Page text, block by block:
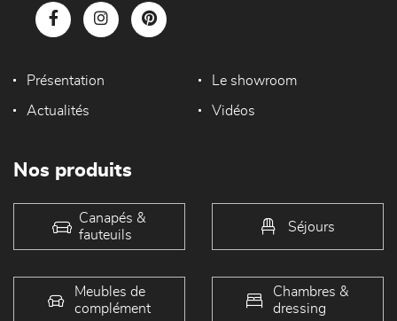
Présentation Le showroom
Actualités Vidéos
Nos produits
Canapés &
fauteuils
Séjours
Meubles de
complément
Chambres &
dressing